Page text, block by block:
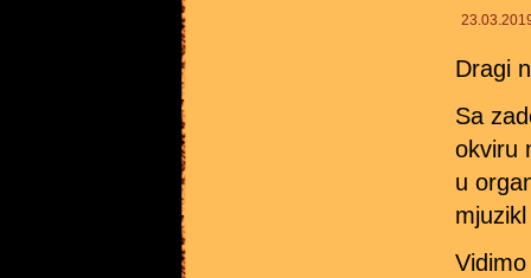
Dragi
Sa
okviru
u